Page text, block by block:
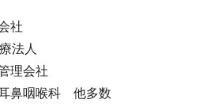
社
法人
理会社
耳鼻咽喉科 他多数